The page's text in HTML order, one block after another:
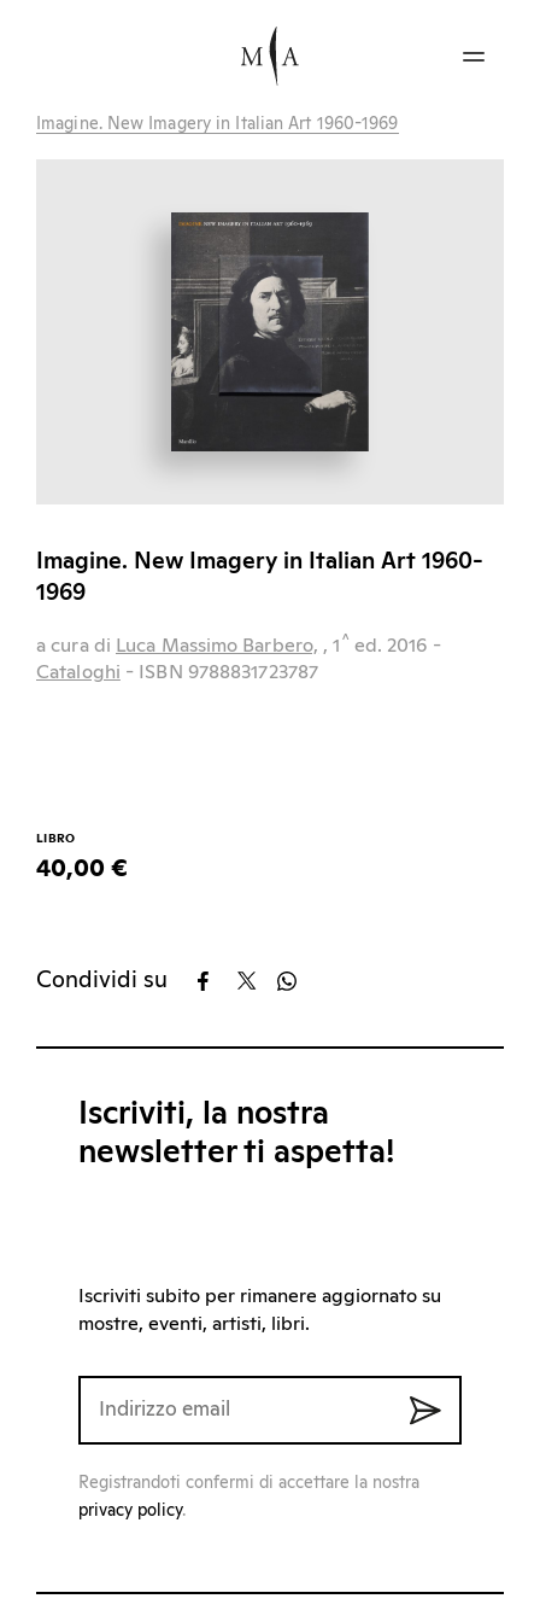
Imagine. New Imagery in Italian Art 1960-1969
Imagine. New Imagery in Italian Art 1960-
1969
a cura di Luca Massimo Barbero, , 1 ^ ed. 2016 -
Cataloghi - ISBN 9788831723787
LIBRO
40,00 €
Condividi su
Iscriviti, la nostra
newsletter ti aspetta!
Iscriviti subito per rimanere aggiornato su
mostre, eventi, artisti, libri.
Registrandoti confermi di accettare la nostra
privacy policy.